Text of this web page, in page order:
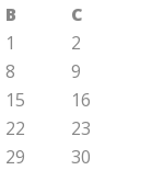
B
C
1
2
8
9
15
16
22
23
29
30